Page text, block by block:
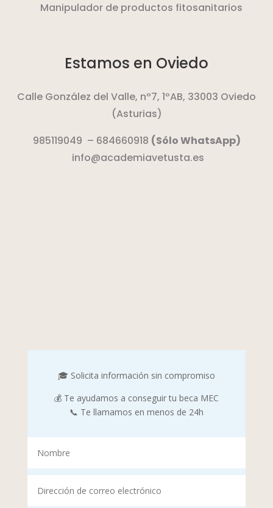
Manipulador de productos fitosanitarios
Estamos en Oviedo
Calle González del Valle, nº7, 1ºAB, 33003 Oviedo
(Asturias)
985119049 – 684660918 (Sólo WhatsApp)
info@academiavetusta.es
🎓 Solicita información sin compromiso
💰 Te ayudamos a conseguir tu beca MEC
📞 Te llamamos en menos de 24h